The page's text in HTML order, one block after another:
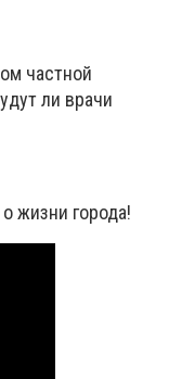
частной
ли врачи
жизни города!